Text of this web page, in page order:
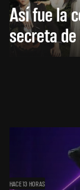
Así fue la
secreta
HACE 13 HORAS